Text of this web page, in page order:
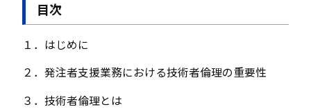
目次
１．はじめに
２．発注者支援業務における技術者倫理の重要性
３．技術者倫理とは